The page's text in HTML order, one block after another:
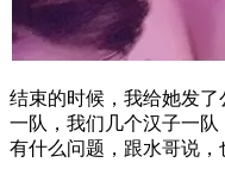
结束的时候，我给她发
一队，我们几个汉子一队
有什么问题，跟水哥说，